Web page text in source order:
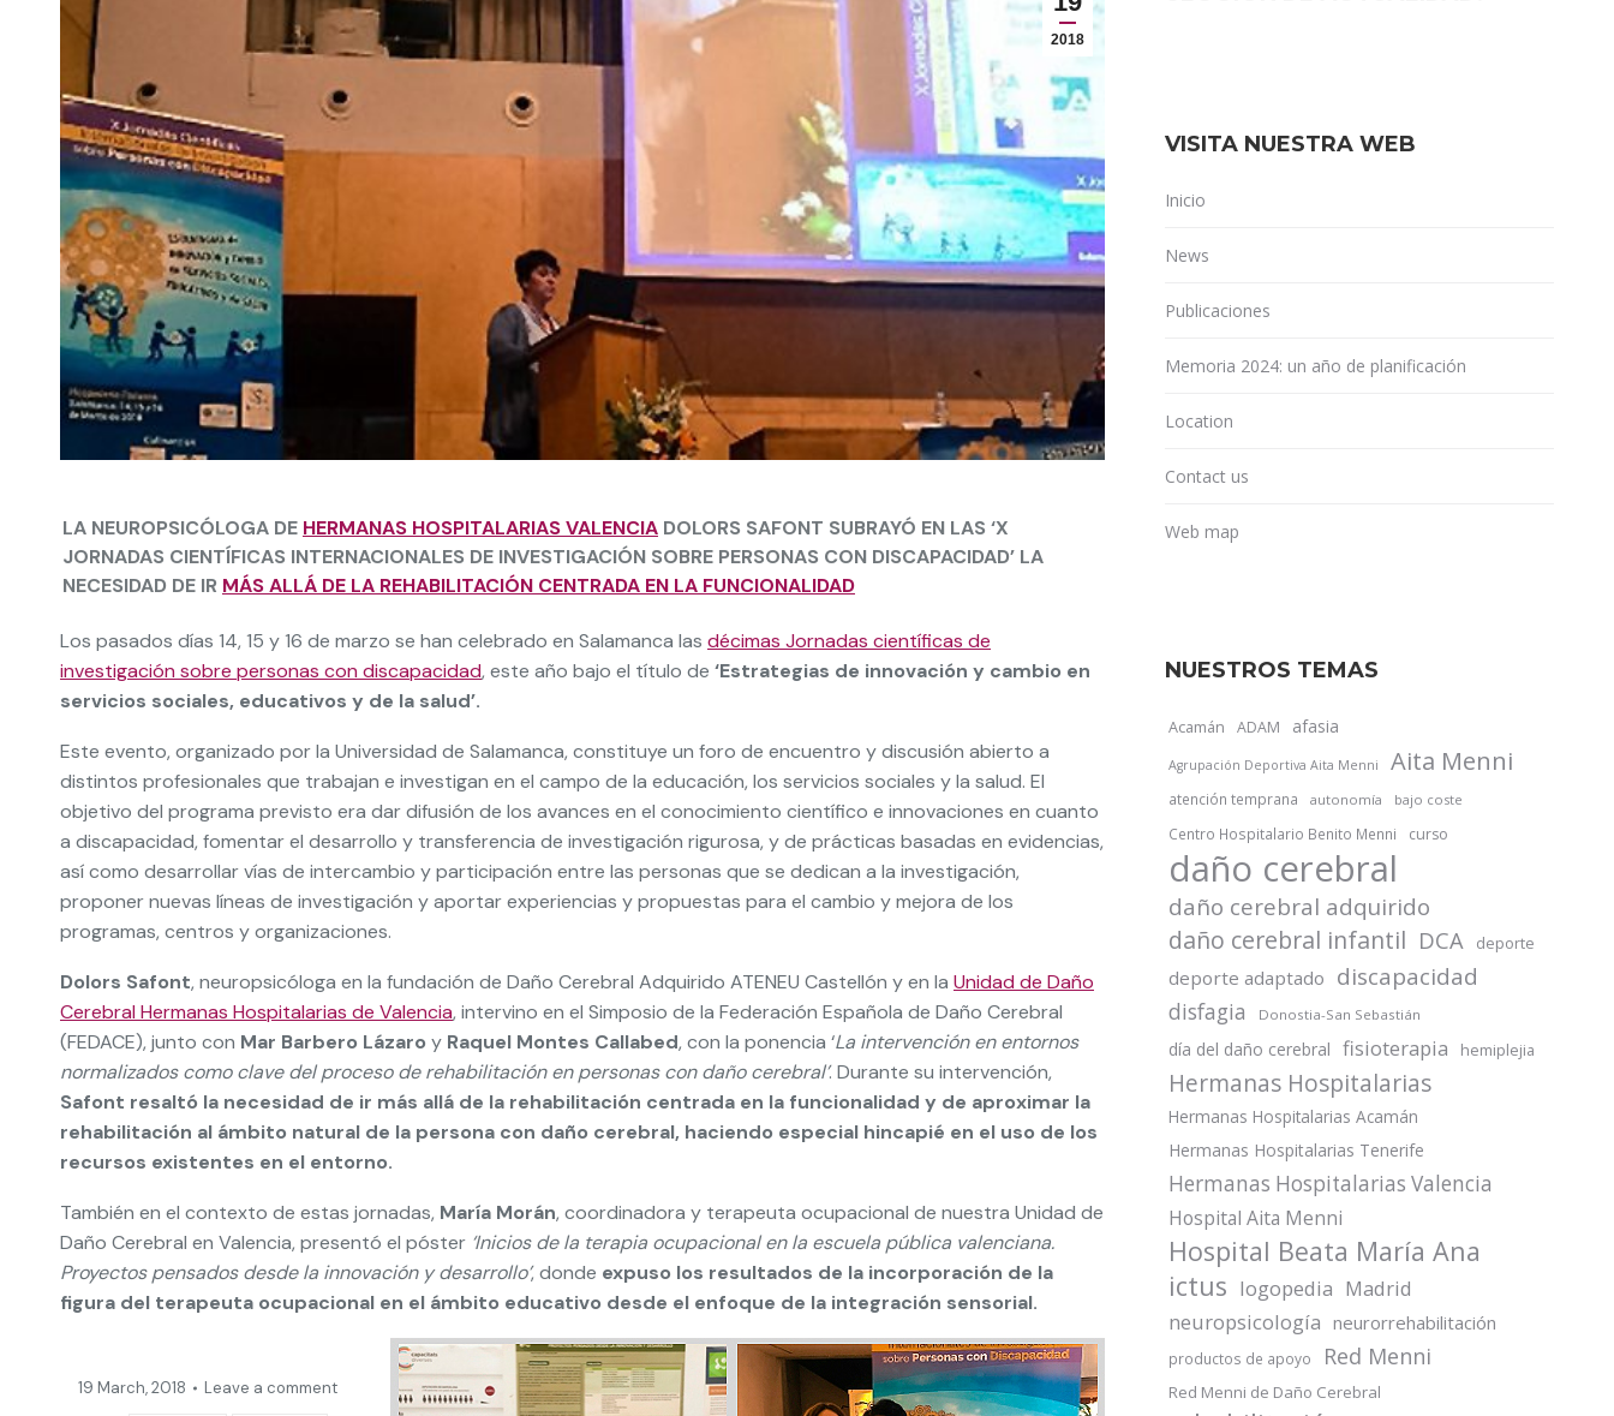
2018
LA NEUROPSICÓLOGA DE HERMANAS HOSPITALARIAS VALENCIA DOLORS SAFONT SUBRAYÓ EN LAS ‘X
JORNADAS CIENTÍFICAS INTERNACIONALES DE INVESTIGACIÓN SOBRE PERSONAS CON DISCAPACIDAD’ LA
NECESIDAD DE IR MÁS ALLÁ DE LA REHABILITACIÓN CENTRADA EN LA FUNCIONALIDAD
Los pasados días 14, 15 y 16 de marzo se han celebrado en Salamanca las décimas Jornadas científicas de
investigación sobre personas con discapacidad, este año bajo el título de ‘Estrategias de innovación y cambio en
servicios sociales, educativos y de la salud’.
Este evento, organizado por la Universidad de Salamanca, constituye un foro de encuentro y discusión abierto a
distintos profesionales que trabajan e investigan en el campo de la educación, los servicios sociales y la salud. El
objetivo del programa previsto era dar difusión de los avances en el conocimiento científico e innovaciones en cuanto
a discapacidad, fomentar el desarrollo y transferencia de investigación rigurosa, y de prácticas basadas en evidencias,
así como desarrollar vías de intercambio y participación entre las personas que se dedican a la investigación,
proponer nuevas líneas de investigación y aportar experiencias y propuestas para el cambio y mejora de los
programas, centros y organizaciones.
Dolors Safont, neuropsicóloga en la fundación de Daño Cerebral Adquirido ATENEU Castellón y en la Unidad de Daño
Cerebral Hermanas Hospitalarias de Valencia, intervino en el Simposio de la Federación Española de Daño Cerebral
(FEDACE), junto con Mar Barbero Lázaro y Raquel Montes Callabed, con la ponencia ‘La intervención en entornos
normalizados como clave del proceso de rehabilitación en personas con daño cerebral’. Durante su intervención,
Safont resaltó la necesidad de ir más allá de la rehabilitación centrada en la funcionalidad y de aproximar la
rehabilitación al ámbito natural de la persona con daño cerebral, haciendo especial hincapié en el uso de los
recursos existentes en el entorno.
También en el contexto de estas jornadas, María Morán, coordinadora y terapeuta ocupacional de nuestra Unidad de
Daño Cerebral en Valencia, presentó el póster ‘Inicios de la terapia ocupacional en la escuela pública valenciana.
Proyectos pensados desde la innovación y desarrollo’, donde expuso los resultados de la incorporación de la
figura del terapeuta ocupacional en el ámbito educativo desde el enfoque de la integración sensorial.
19 March, 2018
Leave a comment
VISITA NUESTRA WEB
Inicio
News
Publicaciones
Memoria 2024: un año de planificación
Location
Contact us
Web map
NUESTROS TEMAS
Acamán ADAM afasia
Agrupación Deportiva Aita Menni Aita Menni
atención temprana autonomía bajo coste
Centro Hospitalario Benito Menni curso
daño cerebral
daño cerebral adquirido
daño cerebral infantil DCA deporte
deporte adaptado discapacidad
disfagia Donostia-San Sebastián
día del daño cerebral fisioterapia hemiplejia
Hermanas Hospitalarias
Hermanas Hospitalarias Acamán
Hermanas Hospitalarias Tenerife
Hermanas Hospitalarias Valencia
Hospital Aita Menni
Hospital Beata María Ana
ictus logopedia Madrid
neuropsicología neurorrehabilitación
productos de apoyo Red Menni
Red Menni de Daño Cerebral